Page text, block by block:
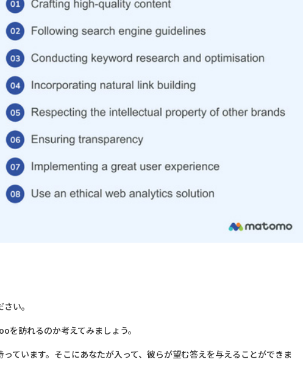
い。
訪れるのか考えてみましょう。
ています。そこにあなたが入って、彼らが望む答えを与えることができま